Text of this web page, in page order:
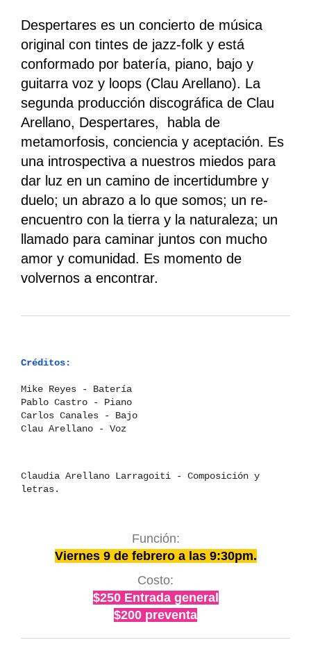
Despertares es un concierto de música
original con tintes de jazz-folk y está
conformado por batería, piano, bajo y
guitarra voz y loops (Clau Arellano). La
segunda producción discográfica de Clau
Arellano, Despertares, habla de
metamorfosis, conciencia y aceptación. Es
una introspectiva a nuestros miedos para
dar luz en un camino de incertidumbre y
duelo; un abrazo a lo que somos; un re-
encuentro con la tierra y la naturaleza; un
llamado para caminar juntos con mucho
amor y comunidad. Es momento de
volvernos a encontrar.
Créditos:
Mike Reyes - Batería
Pablo Castro - Piano
Carlos Canales - Bajo
Clau Arellano - Voz
Claudia Arellano Larragoiti - Composición y
letras.
Función:
Viernes 9 de febrero a las 9:30pm.
Costo:
$250 Entrada general
$200 preventa